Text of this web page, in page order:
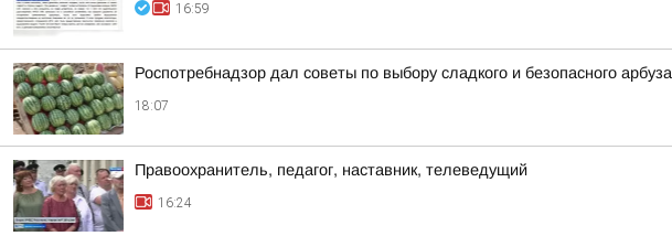
16:59
Роспотребнадзор дал советы по выбору сладкого и безопасного арбуза
18:07
Правоохранитель, педагог, наставник, телеведущий
16:24